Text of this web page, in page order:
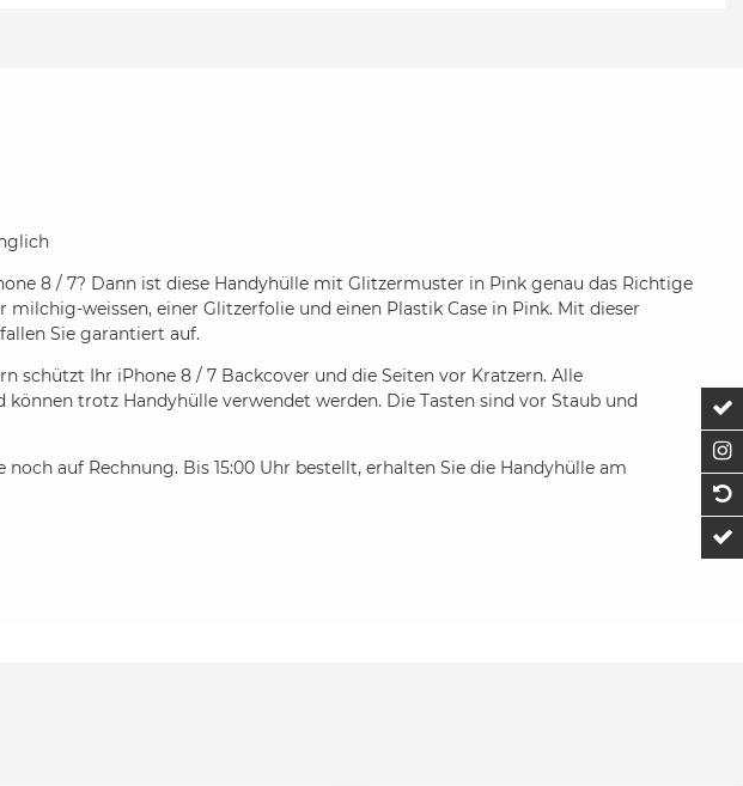
8 / 7? Dann ist diese Handyhülle mit Glitzermuster in Pink genau das Richtige
milchig-weissen, einer Glitzerfolie und einen Plastik Case in Pink. Mit dieser
Sie garantiert auf.
schützt Ihr iPhone 8 / 7 Backcover und die Seiten vor Kratzern. Alle
trotz Handyhülle verwendet werden. Die Tasten sind vor Staub und
noch auf Rechnung. Bis 15:00 Uhr bestellt, erhalten Sie die Handyhülle am